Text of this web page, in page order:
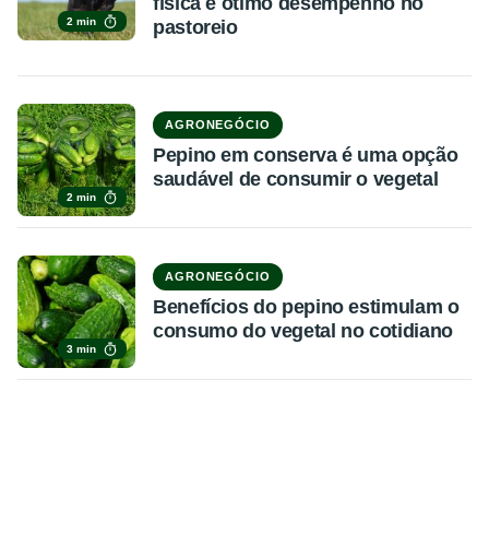
2 min
pastoreio
2 min
AGRONEGÓCIO
Pepino em conserva é uma opção
saudável de consumir o vegetal
3 min
AGRONEGÓCIO
Benefícios do pepino estimulam o
consumo do vegetal no cotidiano